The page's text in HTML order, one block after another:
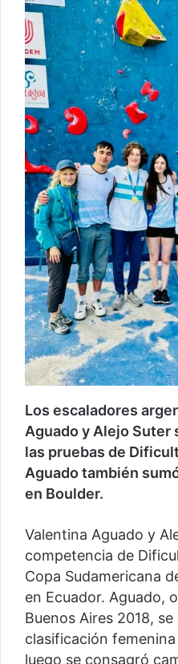
Los escaladores
Aguado y Alejo Suter
las pruebas de
Aguado también
en Boulder.
Valentina Aguado y
competencia de
Copa Sudamericana
en Ecuador. Aguado,
Buenos Aires 2018,
clasificación
luego se consagró